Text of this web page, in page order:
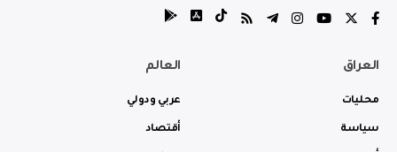
العراق
محليات
سياسة
العالم
عربي ودولي
أقتصاد